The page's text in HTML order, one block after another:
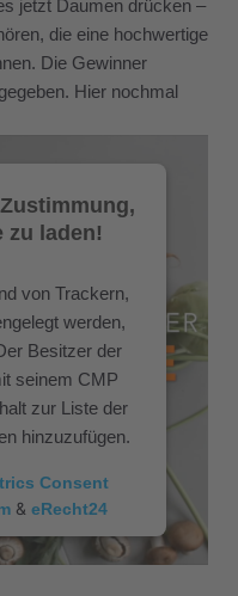
&
jetzt Daumen drücken –
die eine hochwertige
Die Gewinner
Hier nochmal
zu laden!
von Trackern,
werden,
Besitzer der
seinem CMP
zur Liste der
hinzuzufügen.
Consent
& eRecht24